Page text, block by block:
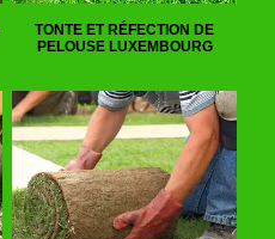
TONTE ET RÉFECTION DE
PELOUSE LUXEMBOURG